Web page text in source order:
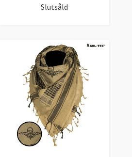
Slutsåld